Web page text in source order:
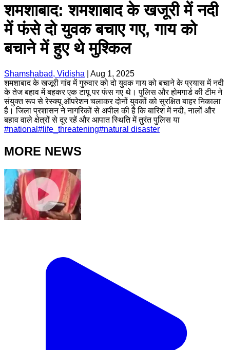
शमशाबाद: शमशाबाद के खजूरी में नदी
में फंसे दो युवक बचाए गए, गाय को
बचाने में हुए थे मुश्किल
Shamshabad, Vidisha
Aug 1, 2025
शमशाबाद के खजूरी गांव में गुरुवार को दो युवक गाय को बचाने के प्रयास में नदी
के तेज बहाव में बहकर एक टापू पर फंस गए थे। पुलिस और होमगार्ड की टीम ने
संयुक्त रूप से रेस्क्यू ऑपरेशन चलाकर दोनों युवकों को सुरक्षित बाहर निकाला
है। जिला प्रशासन ने नागरिकों से अपील की है कि बारिश में नदी, नालों और
बहाव वाले क्षेत्रों से दूर रहें और आपात स्थिति में तुरंत पुलिस या
#national # life_threatening#natural disaster
MORE NEWS